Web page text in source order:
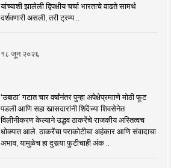
यांच्याशी झालेली द्विपक्षीय चर्चा भारताचे वाढते सामर्थ
दर्शवणारी असली, तरी ट्रम्प ..
१८ जून २०२६
‘उबाठा’ गटात चार वर्षांनंतर पुन्हा अपेक्षेप्रमााणे मोठी फूट
पडली आणि सहा खासदारांनी शिंदेंच्या शिवसेनेत
विलीनीकरण केल्याने उद्धव ठाकरेंचे राजकीय अस्तित्वच
धोक्यात आले. ठाकरेंचा पराकोटीचा अहंकार आणि संवादाचा
अभाव, यामुळेच हा दुसर्‍या फुटीचाही अंक ..